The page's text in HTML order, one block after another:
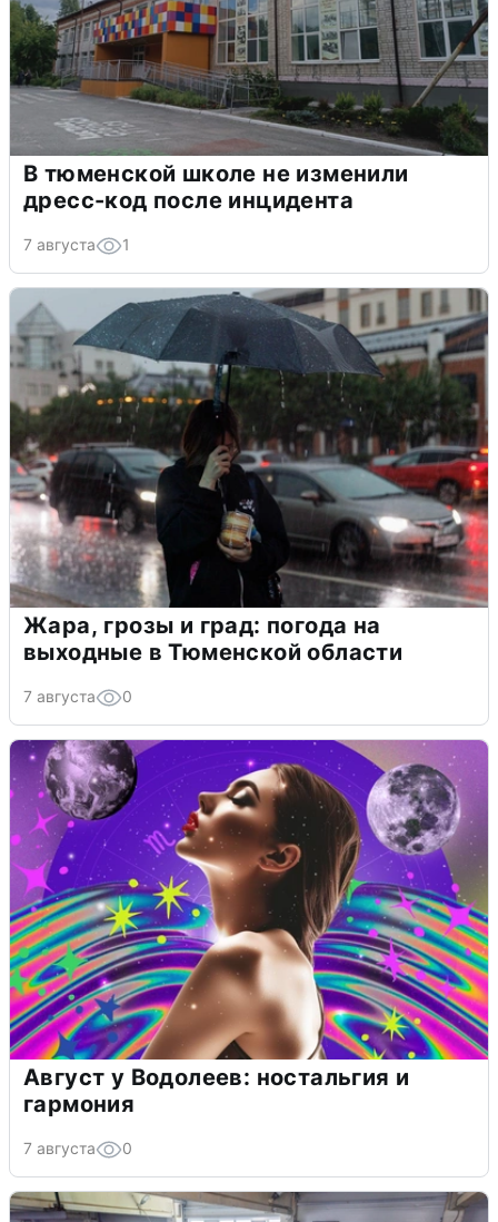
В тюменской школе не изменили
дресс-код после инцидента
7 августа 1
Жара, грозы и град: погода на
выходные в Тюменской области
7 августа 0
Август у Водолеев: ностальгия и
гармония
7 августа 0